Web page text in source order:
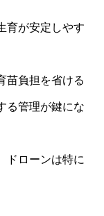
育が安定しやす
苗負担を省ける
る管理が鍵にな
ドローンは特に